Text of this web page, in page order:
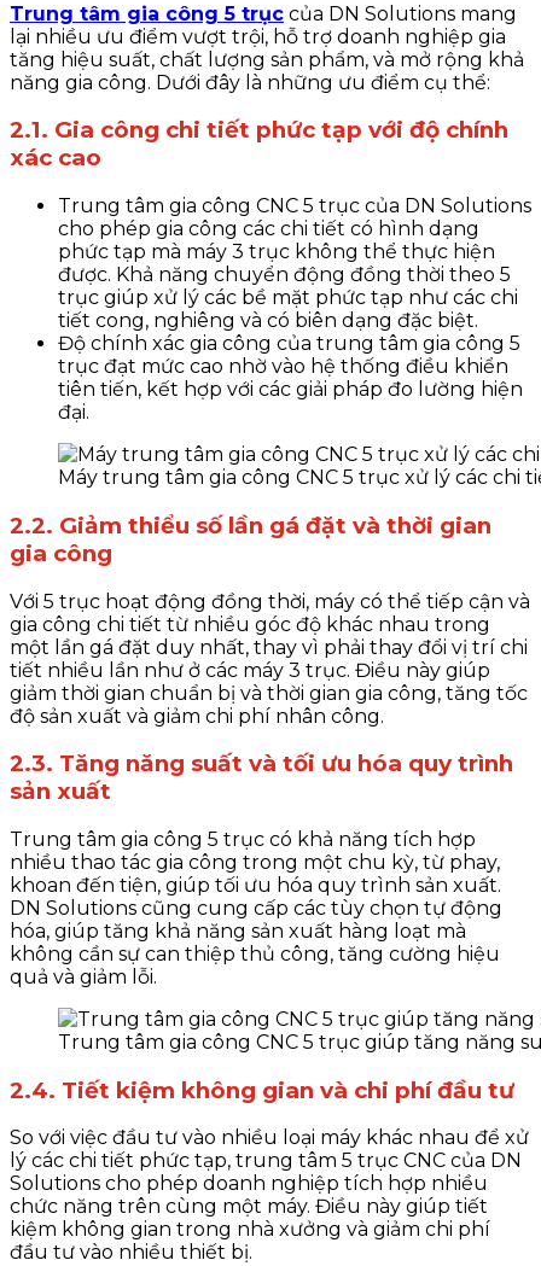
Trung tâm gia công 5 trục của DN Solutions mang
lại nhiều ưu điểm vượt trội, hỗ trợ doanh nghiệp gia
tăng hiệu suất, chất lượng sản phẩm, và mở rộng khả
năng gia công. Dưới đây là những ưu điểm cụ thể:
2.1. Gia công chi tiết phức tạp với độ chính
xác cao
Trung tâm gia công CNC 5 trục của DN Solutions
cho phép gia công các chi tiết có hình dạng
phức tạp mà máy 3 trục không thể thực hiện
được. Khả năng chuyển động đồng thời theo 5
trục giúp xử lý các bề mặt phức tạp như các chi
tiết cong, nghiêng và có biên dạng đặc biệt.
Độ chính xác gia công của trung tâm gia công 5
trục đạt mức cao nhờ vào hệ thống điều khiển
tiên tiến, kết hợp với các giải pháp đo lường hiện
đại.
Máy trung tâm gia công CNC 5 trục xử lý các chi
2.2. Giảm thiểu số lần gá đặt và thời gian
gia công
Với 5 trục hoạt động đồng thời, máy có thể tiếp cận và
gia công chi tiết từ nhiều góc độ khác nhau trong
một lần gá đặt duy nhất, thay vì phải thay đổi vị trí chi
tiết nhiều lần như ở các máy 3 trục. Điều này giúp
giảm thời gian chuẩn bị và thời gian gia công, tăng tốc
độ sản xuất và giảm chi phí nhân công.
2.3. Tăng năng suất và tối ưu hóa quy trình
sản xuất
Trung tâm gia công 5 trục có khả năng tích hợp
nhiều thao tác gia công trong một chu kỳ, từ phay,
khoan đến tiện, giúp tối ưu hóa quy trình sản xuất.
DN Solutions cũng cung cấp các tùy chọn tự động
hóa, giúp tăng khả năng sản xuất hàng loạt mà
không cần sự can thiệp thủ công, tăng cường hiệu
quả và giảm lỗi.
Trung tâm gia công CNC 5 trục giúp tăng năng
2.4. Tiết kiệm không gian và chi phí đầu tư
So với việc đầu tư vào nhiều loại máy khác nhau để xử
lý các chi tiết phức tạp, trung tâm 5 trục CNC của DN
Solutions cho phép doanh nghiệp tích hợp nhiều
chức năng trên cùng một máy. Điều này giúp tiết
kiệm không gian trong nhà xưởng và giảm chi phí
đầu tư vào nhiều thiết bị.